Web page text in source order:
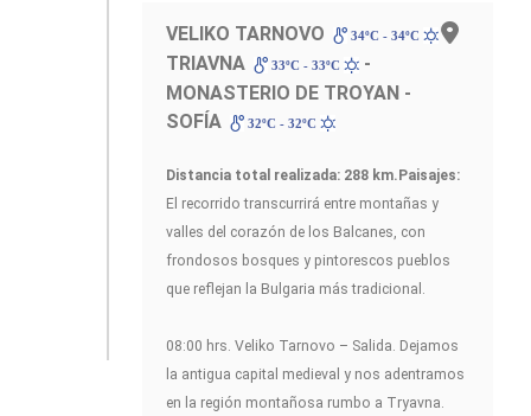
VELIKO TARNOVO 34ºC - 34ºC
-
TRIAVNA
33ºC - 33ºC
-
MONASTERIO DE TROYAN -
SOFÍA
32ºC - 32ºC
Distancia total realizada: 288 km.Paisajes:
El recorrido transcurrirá entre montañas y
valles del corazón de los Balcanes, con
frondosos bosques y pintorescos pueblos
que reflejan la Bulgaria más tradicional.
08:00 hrs. Veliko Tarnovo – Salida. Dejamos
la antigua capital medieval y nos adentramos
en la región montañosa rumbo a Tryavna.